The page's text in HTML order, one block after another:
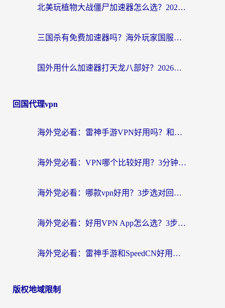
北美玩植物大战僵尸加速器怎么选？2026海外党必看的国服游戏加速指南
三国杀有免费加速器吗？海外玩家国服畅玩终极指南（附泰国南非专属解决方案）
国外用什么加速器打天龙八部好？2026海外玩家国服游戏加速全攻略
回国代理vpn
海外党必看：雷神手游VPN好用吗？和天速回国VPN对比哪个回国效果更好？附实用加速器选择指南
海外党必看：VPN哪个比较好用？3分钟找到适合你的回国加速方案
海外党必看：哪款vpn好用？3步选对回国加速器，无缝刷剧玩游戏
海外党必看：好用VPN App怎么选？3步教你无缝访问国内资源
海外党必看：雷神手游和SpeedCN好用吗？3招选对回国加速器无缝刷国内资源
版权地域限制